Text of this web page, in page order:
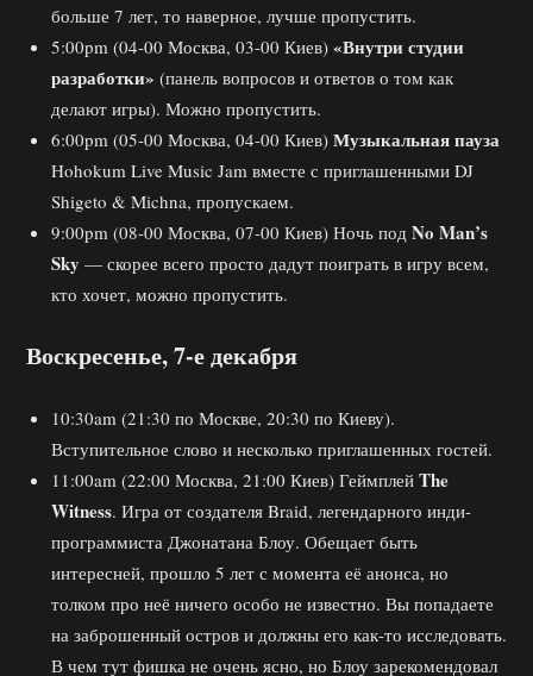
больше 7 лет, то наверное, лучше пропустить.
5:00pm (04-00 Москва, 03-00 Киев) «Внутри студии
разработки» (панель вопросов и ответов о том как
делают игры). Можно пропустить.
6:00pm (05-00 Москва, 04-00 Киев) Музыкальная пауза
Hohokum Live Music Jam вместе с приглашенными DJ
Shigeto & Michna, пропускаем.
9:00pm (08-00 Москва, 07-00 Киев) Ночь под No Man’s
Sky — скорее всего просто дадут поиграть в игру всем,
кто хочет, можно пропустить.
Воскресенье, 7-е декабря
10:30am (21:30 по Москве, 20:30 по Киеву).
Вступительное слово и несколько приглашенных гостей.
11:00am (22:00 Москва, 21:00 Киев) Геймплей The
Witness. Игра от создателя Braid, легендарного инди-
программиста Джонатана Блоу. Обещает быть
интересней, прошло 5 лет с момента её анонса, но
толком про неё ничего особо не известно. Вы попадаете
на заброшенный остров и должны его как-то исследовать.
В чем тут фишка не очень ясно, но Блоу зарекомендовал